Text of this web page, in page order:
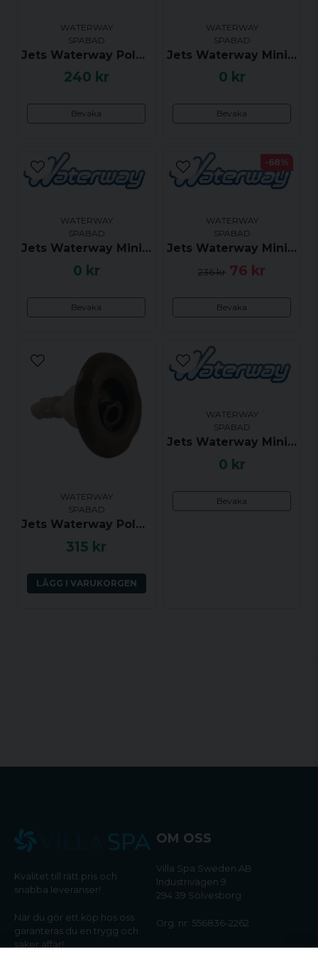
WATERWAY
SPABAD
Jets Waterway Polystorm riktbar, Svart (klick)
240 kr
Bevaka
WATERWAY
SPABAD
Jets Waterway Ministorm riktbar, Grå (klick)
0 kr
Bevaka
WATERWAY
SPABAD
Jets Waterway Ministorm riktbar, Krom (klick)
0 kr
Bevaka
WATERWAY
SPABAD
Jets Waterway Ministorm twin roto, Grå (klick)
236 kr 76 kr
Bevaka
-68%
WATERWAY
SPABAD
Jets Waterway Polystorm riktbar, Grå (klick)
315 kr
LÄGG I VARUKORGEN
WATERWAY
SPABAD
Jets Waterway Ministorm twin roto, Krom (klick)
0 kr
Bevaka
Kvalitet till rätt pris och
snabba leveranser!
När du gör ett köp hos oss
garanteras du en trygg och
säker affär!
OM OSS
Villa Spa Sweden AB
Industrivägen 9
294 39 Sölvesborg
Org. nr: 556836-2262
Tel:0456-405566